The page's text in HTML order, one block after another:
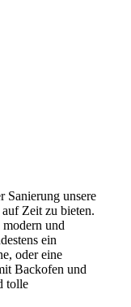
Sanierung unsere
Zeit zu bieten.
und
ein
oder eine
Backofen und
tolle